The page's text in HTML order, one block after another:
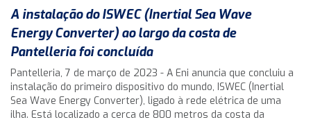
A instalação do ISWEC (Inertial Sea Wave
Energy Converter) ao largo da costa de
Pantelleria foi concluída
Pantelleria, 7 de março de 2023 - A Eni anuncia que concluiu a
instalação do primeiro dispositivo do mundo, ISWEC (Inertial
Sea Wave Energy Converter), ligado à rede elétrica de uma
ilha. Está localizado a cerca de 800 metros da costa da